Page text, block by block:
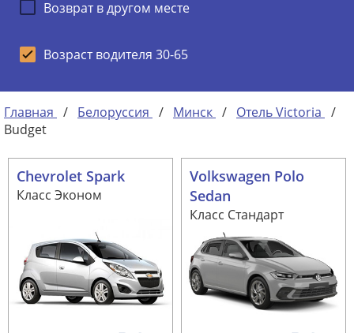
Возврат в другом месте
Возраст водителя 30-65
Главная / Белоруссия / Минск / Отель Victoria /
Budget
Chevrolet Spark
Класс Эконом
Volkswagen Polo
Sedan
Класс Стандарт